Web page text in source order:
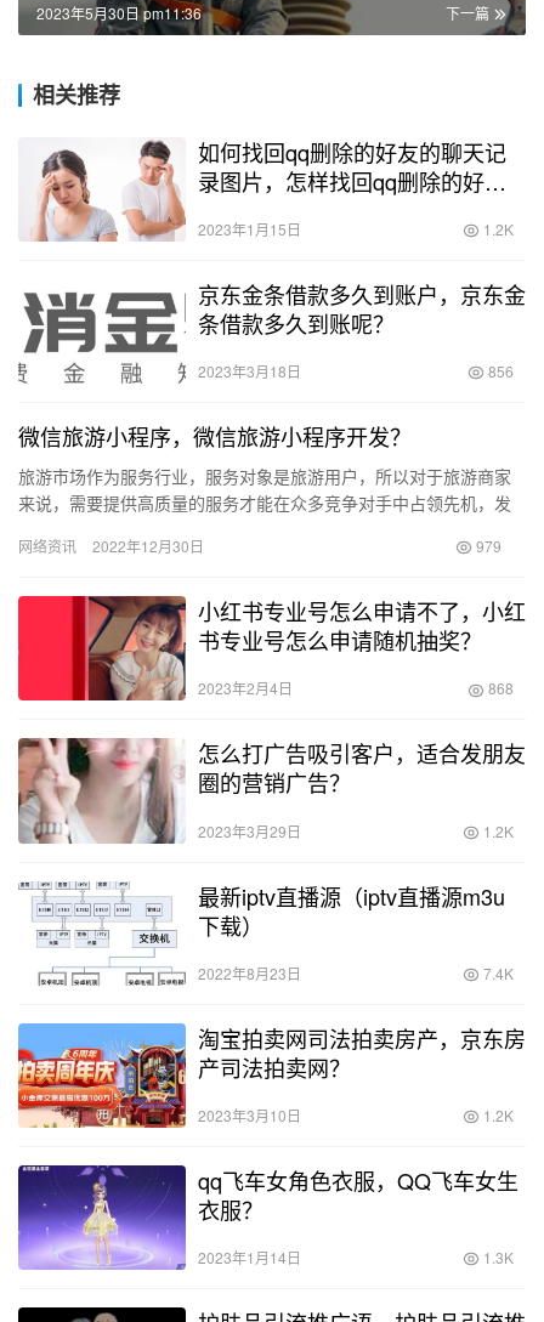
下一篇
2023年5月30日 pm11:36
相关推荐
如何找回qq删除的好友的聊天记
录图片，怎样找回qq删除的好友
2023年1月15日 1.2K
京东金条借款多久到账户，京东金
条借款多久到账呢？
2023年3月18日 856
微信旅游小程序，微信旅游小程序开发？
旅游市场作为服务行业，服务对象是旅游用户，所以对于旅游商家
来说，需要提供高质量的服务才能在众多竞争对手中占领先机，发
商…
网络资讯 2022年12月30日 979
小红书专业号怎么申请不了，小红
书专业号怎么申请随机抽奖？
2023年2月4日 868
怎么打广告吸引客户，适合发朋友
圈的营销广告？
2023年3月29日 1.2K
最新iptv直播源（iptv直播源m3u
下载）
2022年8月23日 7.4K
淘宝拍卖网司法拍卖房产，京东房
产司法拍卖网？
2023年3月10日 1.2K
qq飞车女角色衣服，QQ飞车女生
衣服？
2023年1月14日 1.3K